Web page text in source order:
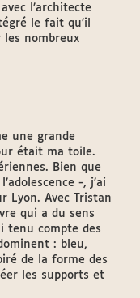
l’architecte
le fait qu’il
les nombreux
une grande
était ma toile.
Bien que
-, j’ai
Lyon. Avec Tristan
qui a du sens
tenu compte des
: bleu,
de la forme des
les supports et